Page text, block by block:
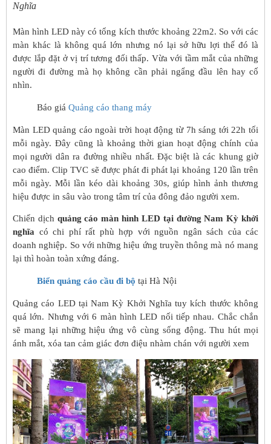
Nghĩa
Màn hình LED này có tổng kích thước khoảng 22m2. So với các
màn khác là không quá lớn nhưng nó lại sở hữu lợi thế đó là
được lắp đặt ở vị trí tương đối thấp. Vừa với tầm mắt của những
người đi đường mà họ không cần phải ngẩng đầu lên hay cố
nhìn.
Báo giá Quảng cáo thang máy
Màn LED quảng cáo ngoài trời hoạt động từ 7h sáng tới 22h tối
mỗi ngày. Đây cũng là khoảng thời gian hoạt động chính của
mọi người dân ra đường nhiều nhất. Đặc biệt là các khung giờ
cao điểm. Clip TVC sẽ được phát đi phát lại khoảng 120 lần trên
mỗi ngày. Mỗi lần kéo dài khoảng 30s, giúp hình ảnh thương
hiệu được in sâu vào trong tâm trí của đông đảo người xem.
Chiến dịch quảng cáo màn hình LED tại đường Nam Kỳ khởi
nghĩa có chi phí rất phù hợp với nguồn ngân sách của các
doanh nghiệp. So với những hiệu ứng truyền thông mà nó mang
lại thì hoàn toàn xứng đáng.
Biển quảng cáo cầu đi bộ tại Hà Nội
Quảng cáo LED tại Nam Kỳ Khởi Nghĩa tuy kích thước không
quá lớn. Nhưng với 6 màn hình LED nối tiếp nhau. Chắc chắn
sẽ mang lại những hiệu ứng vô cùng sống động. Thu hút mọi
ánh mắt, xóa tan cảm giác đơn điệu nhàm chán với người xem